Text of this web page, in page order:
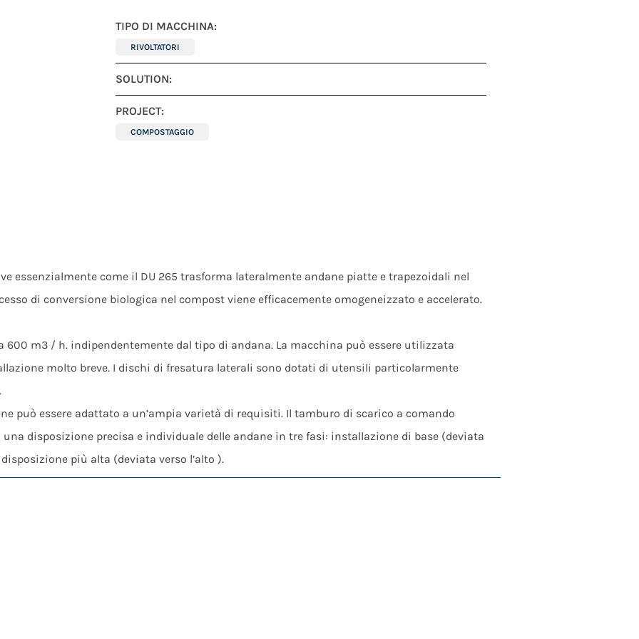
TIPO DI MACCHINA:
RIVOLTATORI
SOLUTION:
PROJECT:
COMPOSTAGGIO
essenzialmente come il DU 265 trasforma lateralmente andane piatte e trapezoidali nel
di conversione biologica nel compost viene efficacemente omogeneizzato e accelerato.
m3 / h. indipendentemente dal tipo di andana. La macchina può essere utilizzata
molto breve. I dischi di fresatura laterali sono dotati di utensili particolarmente
può essere adattato a un’ampia varietà di requisiti. Il tamburo di scarico a comando
disposizione precisa e individuale delle andane in tre fasi: installazione di base (deviata
più alta (deviata verso l’alto ).
un attacco a tre punti. Ruotando a 1000 giri / min, la PTO aziona l’intera unità con tanta